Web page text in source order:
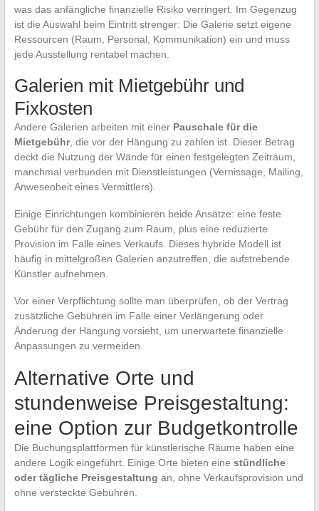
was das anfängliche finanzielle Risiko verringert. Im Gegenzug
ist die Auswahl beim Eintritt strenger: Die Galerie setzt eigene
Ressourcen (Raum, Personal, Kommunikation) ein und muss
jede Ausstellung rentabel machen.
Galerien mit Mietgebühr und
Fixkosten
Andere Galerien arbeiten mit einer Pauschale für die
Mietgebühr, die vor der Hängung zu zahlen ist. Dieser Betrag
deckt die Nutzung der Wände für einen festgelegten Zeitraum,
manchmal verbunden mit Dienstleistungen (Vernissage, Mailing,
Anwesenheit eines Vermittlers).
Einige Einrichtungen kombinieren beide Ansätze: eine feste
Gebühr für den Zugang zum Raum, plus eine reduzierte
Provision im Falle eines Verkaufs. Dieses hybride Modell ist
häufig in mittelgroßen Galerien anzutreffen, die aufstrebende
Künstler aufnehmen.
Vor einer Verpflichtung sollte man überprüfen, ob der Vertrag
zusätzliche Gebühren im Falle einer Verlängerung oder
Änderung der Hängung vorsieht, um unerwartete finanzielle
Anpassungen zu vermeiden.
Alternative Orte und
stundenweise Preisgestaltung:
eine Option zur Budgetkontrolle
Die Buchungsplattformen für künstlerische Räume haben eine
andere Logik eingeführt. Einige Orte bieten eine stündliche
oder tägliche Preisgestaltung an, ohne Verkaufsprovision und
ohne versteckte Gebühren.